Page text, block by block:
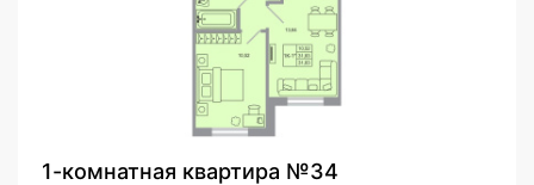
1-комнатная квартира №34